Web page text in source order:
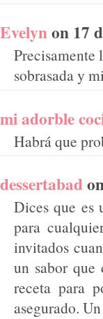
Evelynon 17
Precisamente
sobrasada y
mi adorble
Habrá que
dessertabad
Dices que es
para
invitados
un sabor que
receta para
asegurado.